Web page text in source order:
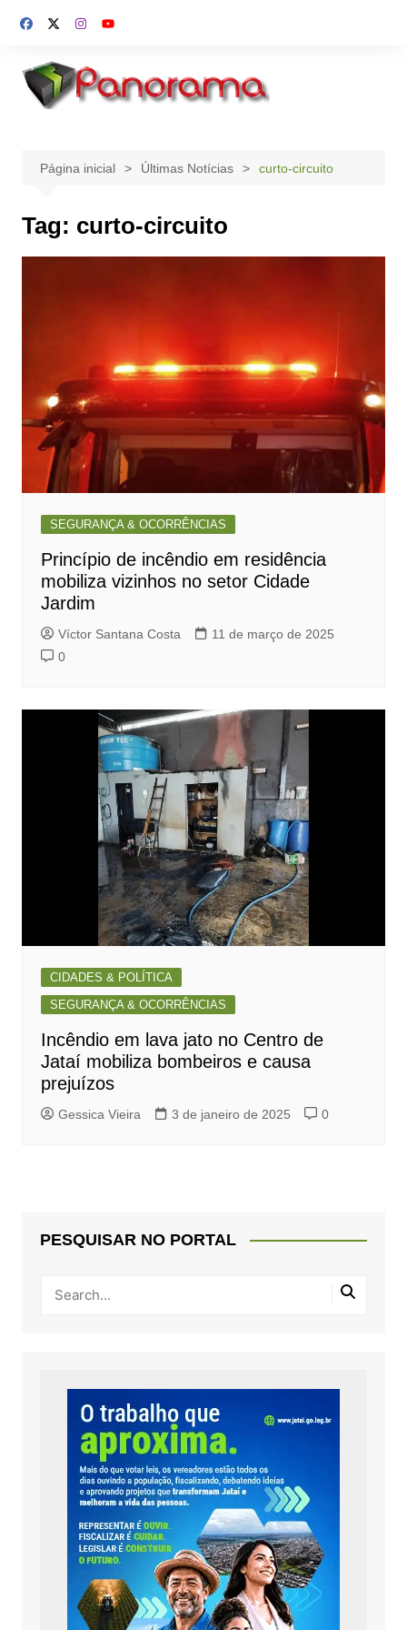
para
conteúdo
Página inicial Últimas Notícias curto-circuito
Tag: curto-circuito
SEGURANÇA & OCORRÊNCIAS
Princípio de incêndio em residência
mobiliza vizinhos no setor Cidade
Jardim
Víctor Santana Costa
11 de março de 2025
0
CIDADES & POLÍTICA
SEGURANÇA & OCORRÊNCIAS
Incêndio em lava jato no Centro de
Jataí mobiliza bombeiros e causa
prejuízos
Gessica Vieira 3 de janeiro de 2025 0
PESQUISAR NO PORTAL